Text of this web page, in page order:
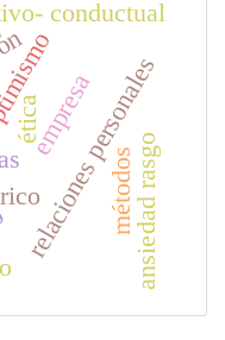
empresa
relaciones personales
conductual
métodosansiedad rasgo
ética